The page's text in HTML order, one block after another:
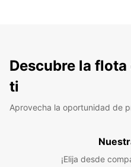
Descubre la
ti
Aprovecha la oportunidad de
¡Elija desde